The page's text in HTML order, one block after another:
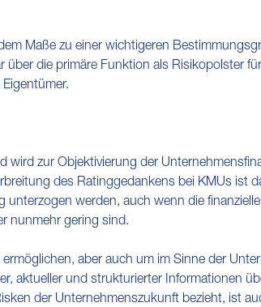
Maße zu einer wichtigeren
über die primäre Funktion als Risikopolster
wird zur Objektivierung der
des Ratinggedankens bei KMUs ist
unterzogen werden, auch wenn die
nunmehr gering sind.
aber auch um im Sinne der
aktueller und strukturierter Informationen
der Unternehmenszukunft bezieht, ist